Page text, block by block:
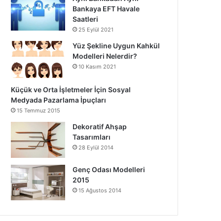
Bankaya EFT Havale
Saatleri
25 Eylül 2021
Yüz Şekline Uygun Kahkül
Modelleri Nelerdir?
10 Kasım 2021
Küçük ve Orta İşletmeler İçin Sosyal
Medyada Pazarlama İpuçları
15 Temmuz 2015
Dekoratif Ahşap
Tasarımları
28 Eylül 2014
Genç Odası Modelleri
2015
15 Ağustos 2014